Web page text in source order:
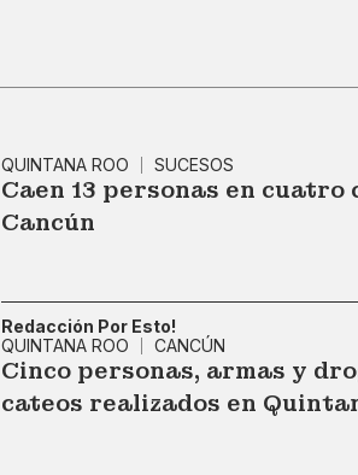
QUINTANA ROO SUCESOS
Caen 13 personas en
Cancún
Redacción Por Esto!
QUINTANA ROO
CANCÚN
Cinco personas, armas y
cateos realizados en